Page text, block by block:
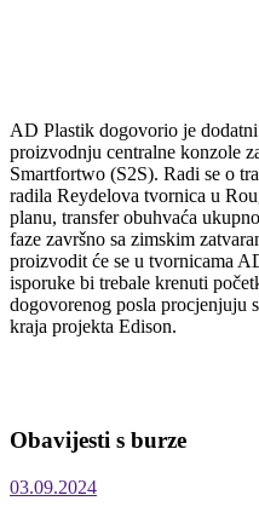
AD Plastik dogovorio je
proizvodnju centralne konzole
Smartfortwo (S2S). Radi se o
radila Reydelova tvornica u
planu, transfer obuhvaća
faze završno sa zimskim
proizvodit će se u tvornicama
isporuke bi trebale krenuti
dogovorenog posla procjenjuju
kraja projekta Edison.
Obavijesti s burze
03.09.2024